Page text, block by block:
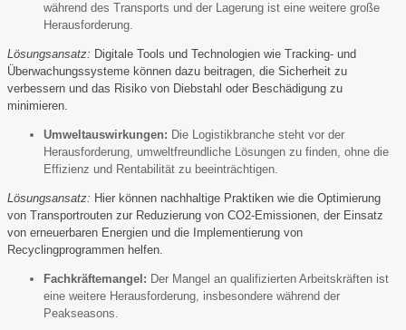
während des Transports und der Lagerung ist eine weitere große
Herausforderung.
Lösungsansatz: Digitale Tools und Technologien wie Tracking- und
Überwachungssysteme können dazu beitragen, die Sicherheit zu
verbessern und das Risiko von Diebstahl oder Beschädigung zu
minimieren.
Umweltauswirkungen: Die Logistikbranche steht vor der
Herausforderung, umweltfreundliche Lösungen zu finden, ohne die
Effizienz und Rentabilität zu beeinträchtigen.
Lösungsansatz: Hier können nachhaltige Praktiken wie die Optimierung
von Transportrouten zur Reduzierung von CO2-Emissionen, der Einsatz
von erneuerbaren Energien und die Implementierung von
Recyclingprogrammen helfen.
Fachkräftemangel: Der Mangel an qualifizierten Arbeitskräften ist
eine weitere Herausforderung, insbesondere während der
Peakseasons.